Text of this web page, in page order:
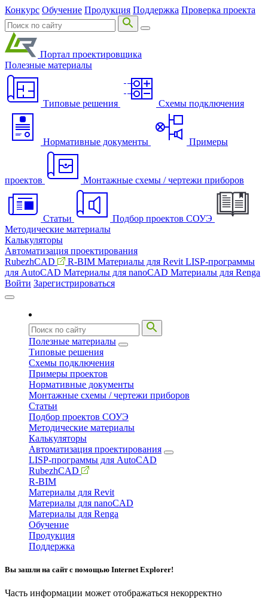
Конкурс Обучение Продукция Поддержка Проверка проекта
Портал проектировщика
Полезные материалы
Типовые решения Схемы подключения
Нормативные документы Примеры
проектов Монтажные схемы / чертежи приборов
Статьи
Подбор проектов СОУЭ
Методические материалы
Калькуляторы
Автоматизация проектирования
RubezhCAD
R-BIM Материалы для Revit LISP-программы
для AutoCAD Материалы для nanoCAD Материалы для Renga
Войти Зарегистрироваться
Полезные материалы
Типовые решения
Схемы подключения
Примеры проектов
Нормативные документы
Монтажные схемы / чертежи приборов
Статьи
Подбор проектов СОУЭ
Методические материалы
Калькуляторы
Автоматизация проектирования
LISP-программы для AutoCAD
RubezhCAD
R-BIM
Материалы для Revit
Материалы для nanoCAD
Материалы для Renga
Обучение
Продукция
Поддержка
Вы зашли на сайт с помощью Internet Explorer!
Часть информации может отображаться некорректно